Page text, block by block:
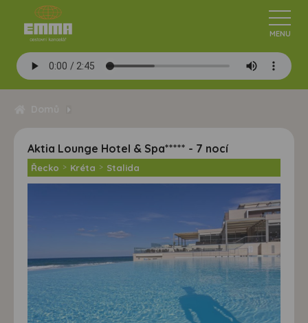
Aktia Lounge Hotel & Spa***** - 7 nocí
Řecko > Kréta > Stalida